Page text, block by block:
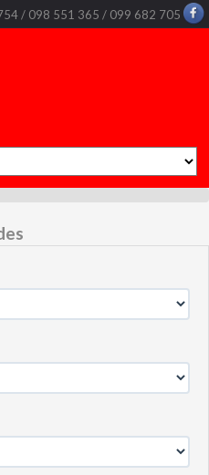
/ 098 551 365 / 099 682 705